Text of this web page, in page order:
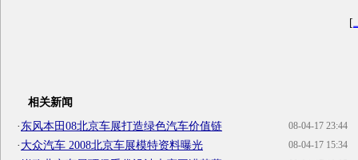
[
相关新闻
08-04-17 23:44
·东风本田08北京车展打造绿色汽车价值链
08-04-17 15:34
·大众汽车 2008北京车展模特资料曝光